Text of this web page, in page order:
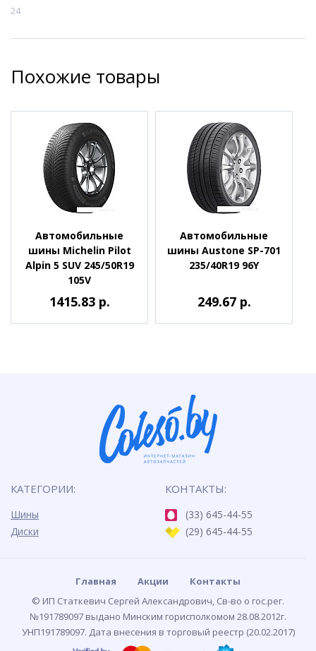
24
Похожие товары
Автомобильные
шины Michelin Pilot
Alpin 5 SUV 245/50R19
105V
1415.83 р.
Автомобильные
шины Austone SP-701
235/40R19 96Y
249.67 р.
КАТЕГОРИИ:
Шины
Диски
КОНТАКТЫ:
(33) 645-44-55
(29) 645-44-55
Главная Акции
Контакты
© ИП Статкевич Сергей Александрович, Св-во о гос.рег.
№191789097 выдано Минским горисполкомом 28.08.2012г.
УНП191789097. Дата внесения в торговый реестр (20.02.2017)